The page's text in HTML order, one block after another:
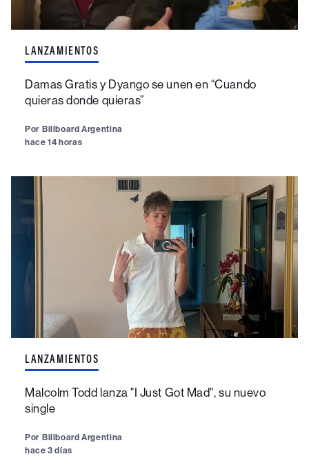
LANZAMIENTOS
Damas Gratis y Dyango se unen en “Cuando
quieras donde quieras”
Por Billboard Argentina
hace 14 horas
LANZAMIENTOS
Malcolm Todd lanza "I Just Got Mad", su nuevo
single
Por Billboard Argentina
hace 3 días